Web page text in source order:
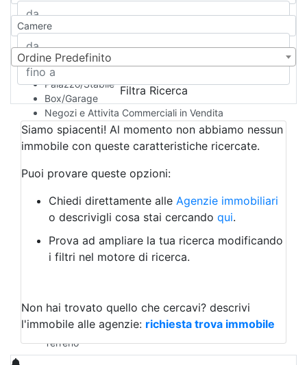
Rustico/Casale
Camera d'Albergo
Multiproprietà
Palazzo/Stabile
Box/Garage
Negozi e Attivita Commerciali in Vendita
Qualsiasi
Attività/Licenza Commerciale
Azienda Agricola
Bar/Ristorante
Albergo
Laboratorio Artigianale
Negozio/locale commerciale
Agriturismo
Magazzini
Qualsiasi
Terreno edificabile
Terreno
Camere
Ordine Predefinito
Filtra Ricerca
Siamo spiacenti! Al momento non abbiamo nessun
immobile con queste caratteristiche ricercate.
Puoi provare queste opzioni:
Chiedi direttamente alle Agenzie immobiliari
o descrivigli cosa stai cercando qui.
Prova ad ampliare la tua ricerca modificando
i filtri nel motore di ricerca.
Non hai trovato quello che cercavi? descrivi
l'immobile alle agenzie: richiesta trova immobile